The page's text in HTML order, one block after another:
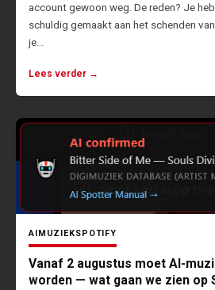
account gewoon weg. De reden? Je
schuldig gemaakt aan het schenden
je…
Lees verder →
AI MUZIEKSPOTIFY
Vanaf 2 augustus moet AI-
worden — wat gaan we zien op